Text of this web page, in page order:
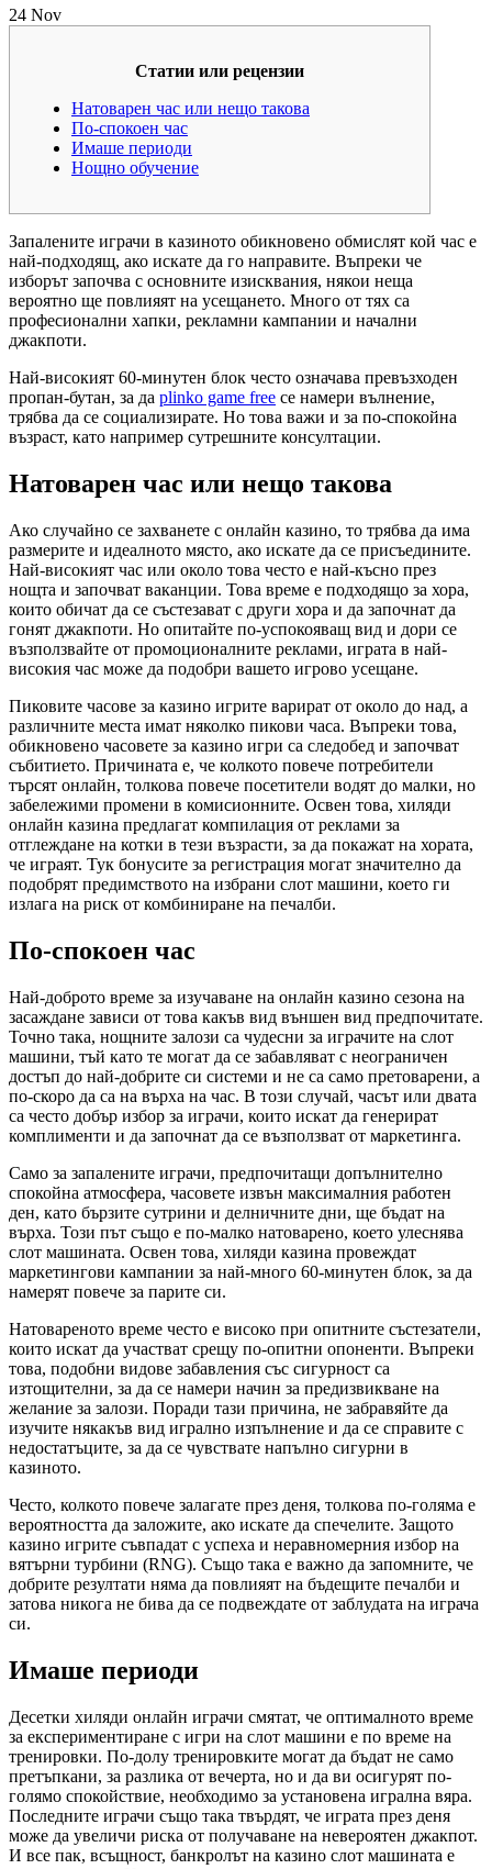
24 Nov
Статии или рецензии
Натоварен час или нещо такова
По-спокоен час
Имаше периоди
Нощно обучение
Запалените играчи в казиното обикновено обмислят кой час е
най-подходящ, ако искате да го направите. Въпреки че
изборът започва с основните изисквания, някои неща
вероятно ще повлияят на усещането. Много от тях са
професионални хапки, рекламни кампании и начални
джакпоти.
Най-високият 60-минутен блок често означава превъзходен
пропан-бутан, за да plinko game free се намери вълнение,
трябва да се социализирате. Но това важи и за по-спокойна
възраст, като например сутрешните консултации.
Натоварен час или нещо такова
Ако случайно се захванете с онлайн казино, то трябва да има
размерите и идеалното място, ако искате да се присъедините.
Най-високият час или около това често е най-късно през
нощта и започват ваканции. Това време е подходящо за хора,
които обичат да се състезават с други хора и да започнат да
гонят джакпоти. Но опитайте по-успокояващ вид и дори се
възползвайте от промоционалните реклами, играта в най-
високия час може да подобри вашето игрово усещане.
Пиковите часове за казино игрите варират от около до над, а
различните места имат няколко пикови часа. Въпреки това,
обикновено часовете за казино игри са следобед и започват
събитието. Причината е, че колкото повече потребители
търсят онлайн, толкова повече посетители водят до малки, но
забележими промени в комисионните. Освен това, хиляди
онлайн казина предлагат компилация от реклами за
отглеждане на котки в тези възрасти, за да покажат на хората,
че играят. Тук бонусите за регистрация могат значително да
подобрят предимството на избрани слот машини, което ги
излага на риск от комбиниране на печалби.
По-спокоен час
Най-доброто време за изучаване на онлайн казино сезона на
засаждане зависи от това какъв вид външен вид предпочитате.
Точно така, нощните залози са чудесни за играчите на слот
машини, тъй като те могат да се забавляват с неограничен
достъп до най-добрите си системи и не са само претоварени, а
по-скоро да са на върха на час. В този случай, часът или двата
са често добър избор за играчи, които искат да генерират
комплименти и да започнат да се възползват от маркетинга.
Само за запалените играчи, предпочитащи допълнително
спокойна атмосфера, часовете извън максималния работен
ден, като бързите сутрини и делничните дни, ще бъдат на
върха. Този път също е по-малко натоварено, което улеснява
слот машината. Освен това, хиляди казина провеждат
маркетингови кампании за най-много 60-минутен блок, за да
намерят повече за парите си.
Натовареното време често е високо при опитните състезатели,
които искат да участват срещу по-опитни опоненти. Въпреки
това, подобни видове забавления със сигурност са
изтощителни, за да се намери начин за предизвикване на
желание за залози. Поради тази причина, не забравяйте да
изучите някакъв вид игрално изпълнение и да се справите с
недостатъците, за да се чувствате напълно сигурни в
казиното.
Често, колкото повече залагате през деня, толкова по-голяма е
вероятността да заложите, ако искате да спечелите. Защото
казино игрите съвпадат с успеха и неравномерния избор на
вятърни турбини (RNG). Също така е важно да запомните, че
добрите резултати няма да повлияят на бъдещите печалби и
затова никога не бива да се подвеждате от заблудата на играча
си.
Имаше периоди
Десетки хиляди онлайн играчи смятат, че оптималното време
за експериментиране с игри на слот машини е по време на
тренировки. По-долу тренировките могат да бъдат не само
претъпкани, за разлика от вечерта, но и да ви осигурят по-
голямо спокойствие, необходимо за установена игрална вяра.
Последните играчи също така твърдят, че играта през деня
може да увеличи риска от получаване на невероятен джакпот.
И все пак, всъщност, банкролът на казино слот машината е